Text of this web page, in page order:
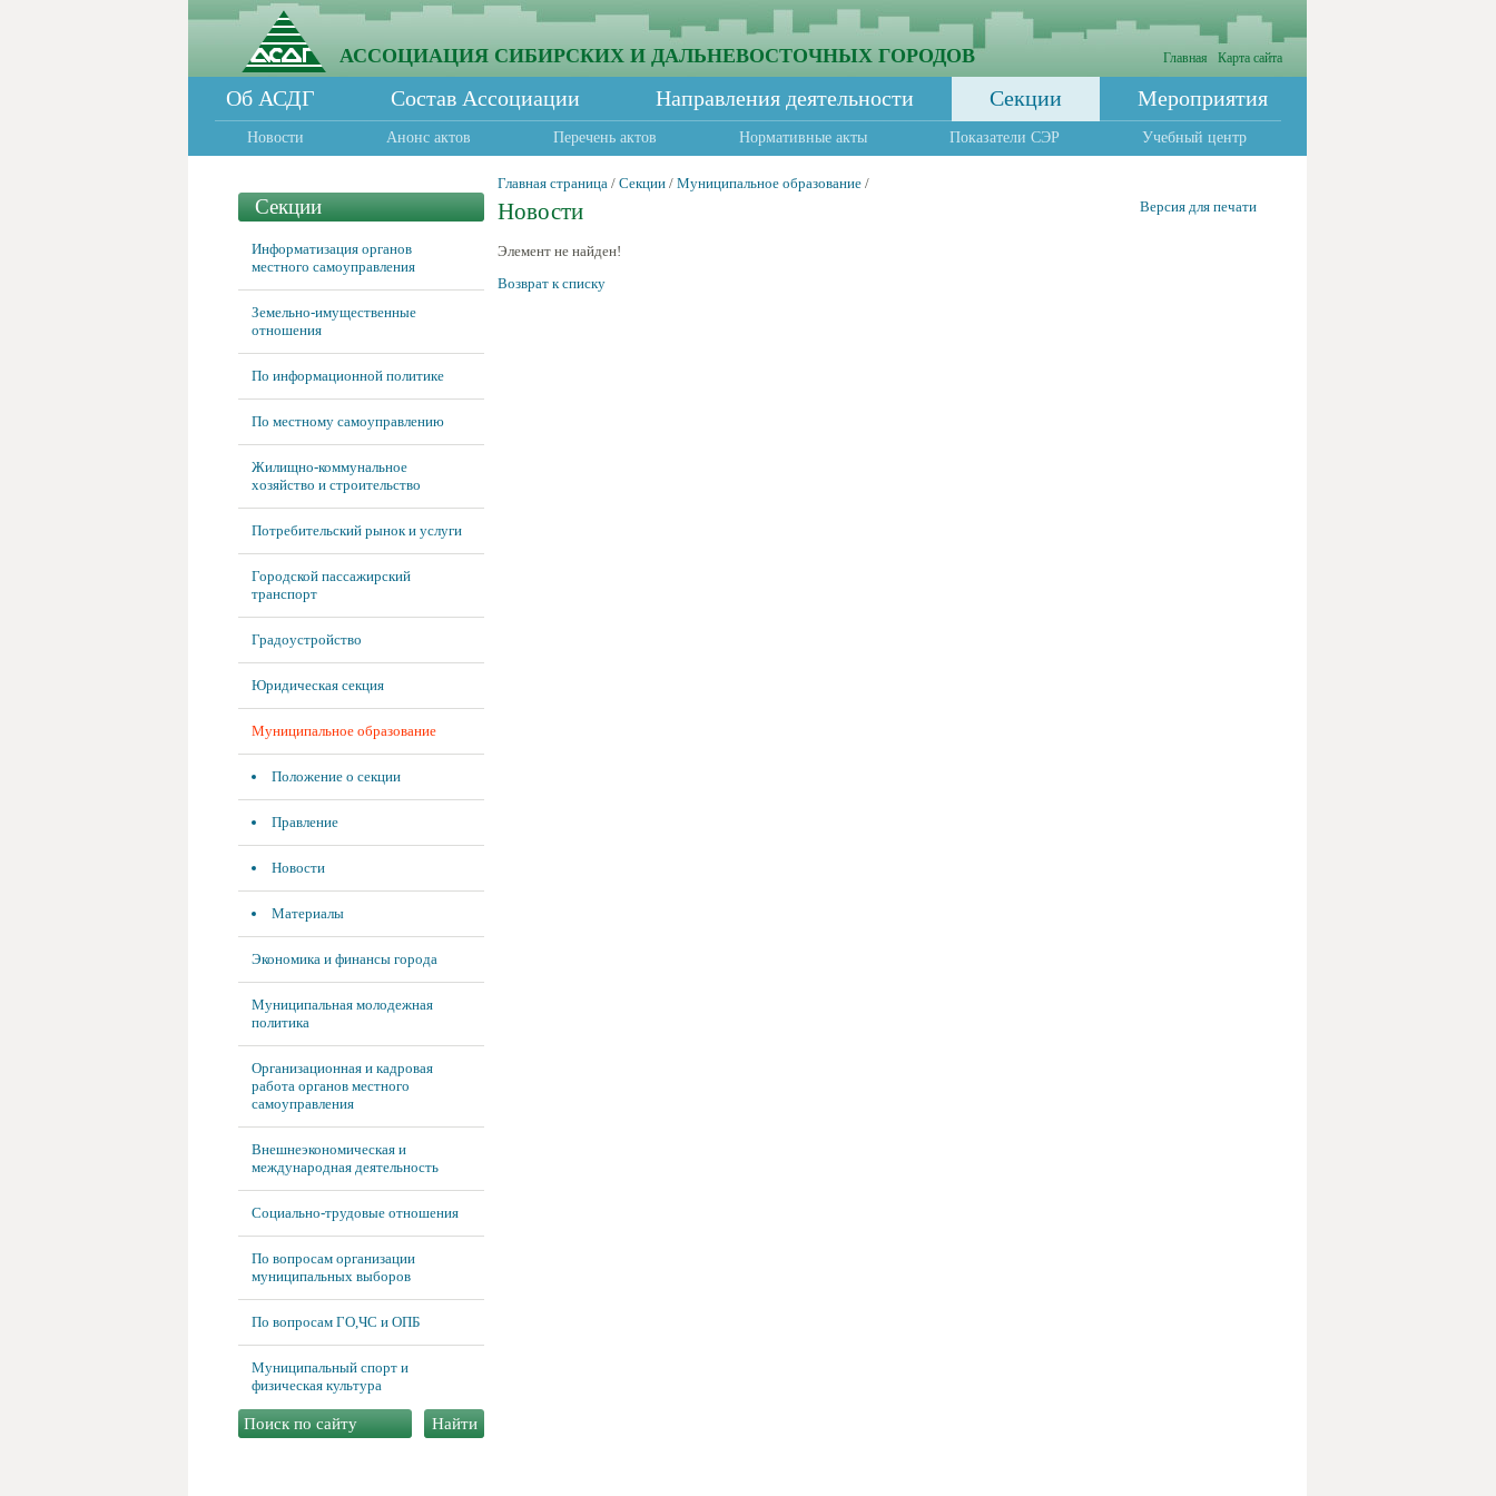
АССОЦИАЦИЯ СИБИРСКИХ И ДАЛЬНЕВОСТОЧНЫХ ГОРОДОВ Главная Карта сайта
Об АСДГ Состав Ассоциации Направления деятельности Секции Мероприятия
Новости Анонс актов Перечень актов Нормативные акты Показатели СЭР Учебный центр
Секции
Информатизация органов
местного самоуправления
Земельно-имущественные
отношения
По информационной политике
По местному самоуправлению
Жилищно-коммунальное
хозяйство и строительство
Потребительский рынок и услуги
Городской пассажирский
транспорт
Градоустройство
Юридическая секция
Муниципальное образование
Положение о секции
Правление
Новости
Материалы
Экономика и финансы города
Муниципальная молодежная
политика
Организационная и кадровая
работа органов местного
самоуправления
Внешнеэкономическая и
международная деятельность
Социально-трудовые отношения
По вопросам организации
муниципальных выборов
По вопросам ГО,ЧС и ОПБ
Муниципальный спорт и
физическая культура
Главная страница / Секции / Муниципальное образование /
Новости Версия для печати
Элемент не найден!
Возврат к списку